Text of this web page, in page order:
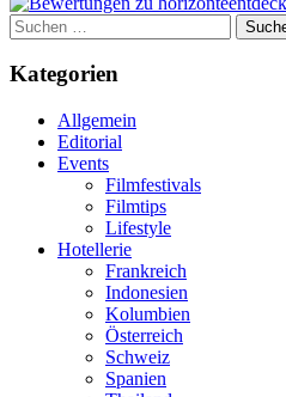
Suchen
nach:
Kategorien
Allgemein
Editorial
Events
Filmfestivals
Filmtips
Lifestyle
Hotellerie
Frankreich
Indonesien
Kolumbien
Österreich
Schweiz
Spanien